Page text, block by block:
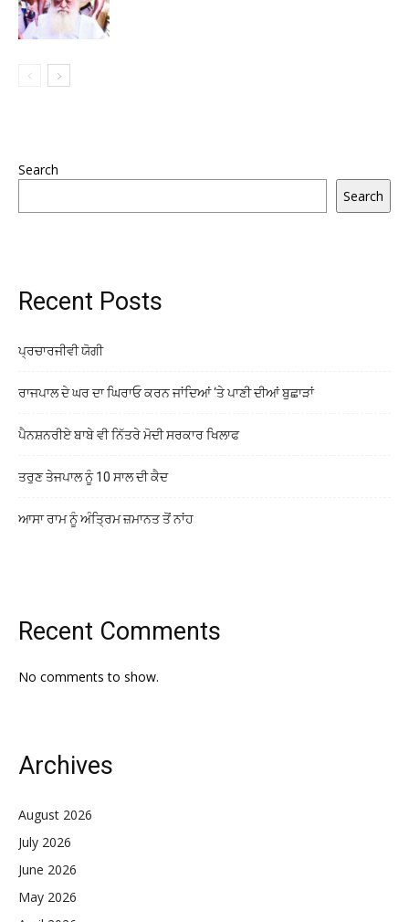
Search
Search
Recent Posts
ਪ੍ਰਚਾਰਜੀਵੀ ਯੋਗੀ
ਰਾਜਪਾਲ ਦੇ ਘਰ ਦਾ ਘਿਰਾਓ ਕਰਨ ਜਾਂਦਿਆਂ ‘ਤੇ ਪਾਣੀ ਦੀਆਂ ਬੁਛਾੜਾਂ
ਪੈਨਸ਼ਨਰੀਏ ਬਾਬੇ ਵੀ ਨਿੱਤਰੇ ਮੋਦੀ ਸਰਕਾਰ ਖਿਲਾਫ
ਤਰੁਣ ਤੇਜਪਾਲ ਨੂੰ 10 ਸਾਲ ਦੀ ਕੈਦ
ਆਸਾ ਰਾਮ ਨੂੰ ਅੰਤ੍ਰਿਮ ਜ਼ਮਾਨਤ ਤੋਂ ਨਾਂਹ
Recent Comments
No comments to show.
Archives
August 2026
July 2026
June 2026
May 2026